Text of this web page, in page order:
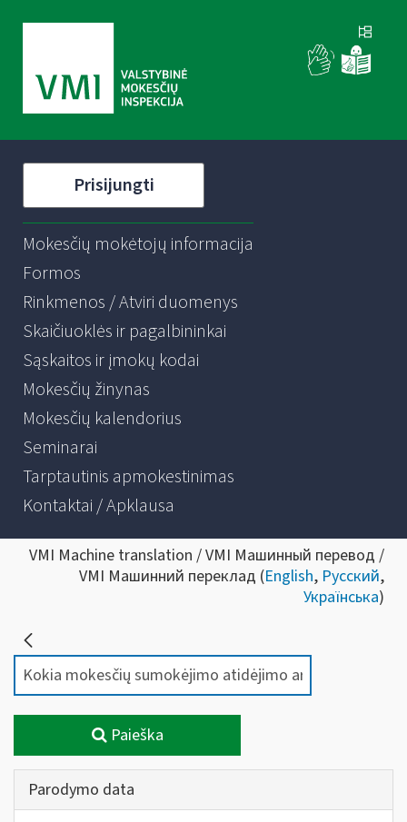
Prisijungti
Mokesčių mokėtojų informacija
Formos
Rinkmenos / Atviri duomenys
Skaičiuoklės ir pagalbininkai
Sąskaitos ir įmokų kodai
Mokesčių žinynas
Mokesčių kalendorius
Seminarai
Tarptautinis apmokestinimas
Kontaktai / Apklausa
VMI Machine translation / VMI Машинный перевод /
VMI Машинний переклад (English, Русский,
Українська)
Paieška
Parodymo data